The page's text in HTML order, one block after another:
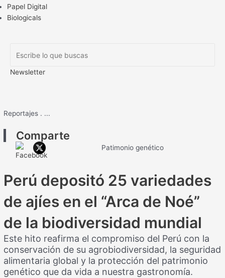
Papel Digital
Biologicals
Newsletter
Reportajes . ...
Comparte
Patimonio genético
Perú depositó 25 variedades
de ajíes en el “Arca de Noé”
de la biodiversidad mundial
Este hito reafirma el compromiso del Perú con la
conservación de su agrobiodiversidad, la seguridad
alimentaria global y la protección del patrimonio
genético que da vida a nuestra gastronomía.